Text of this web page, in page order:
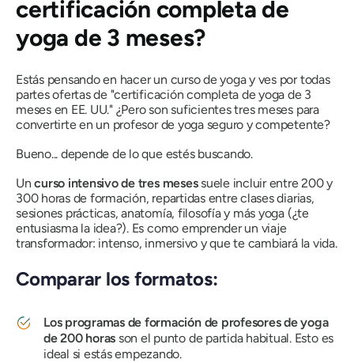
certificación completa de
yoga de 3 meses?
Estás pensando en hacer un curso de yoga y ves por todas
partes ofertas de "certificación completa de yoga de 3
meses en EE. UU." ¿Pero son suficientes tres meses para
convertirte en un profesor de yoga seguro y competente?
Bueno... depende de lo que estés buscando.
Uncurso intensivo de tres mesessuele incluir entre 200 y
300 horas de formación, repartidas entre clases diarias,
sesiones prácticas, anatomía, filosofía y más yoga (¿te
entusiasma la idea?). Es como emprender un viaje
transformador: intenso, inmersivo y que te cambiará la vida.
Comparar los formatos:
Los programas de formación de profesores de yoga
de 200 horas son el punto de partida habitual. Esto es
ideal si estás empezando.